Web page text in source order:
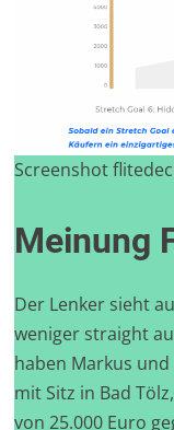
Screenshot
Meinung
Der Lenker sieht
weniger straight
haben Markus
mit Sitz in Bad
von 25.000 Euro